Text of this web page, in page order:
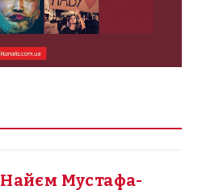
Найєм Мустафа-